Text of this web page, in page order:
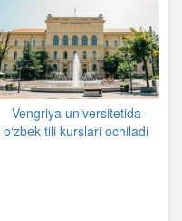
Vengriya universitetida
o‘zbek tili kurslari ochiladi